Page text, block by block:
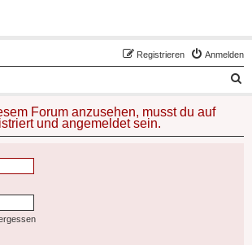
Anmelden
Registrieren
h
Forum anzusehen, musst du auf
und angemeldet sein.